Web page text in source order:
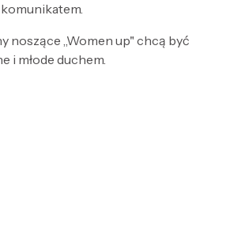
noszące „Women up" chcą być
i młode duchem.